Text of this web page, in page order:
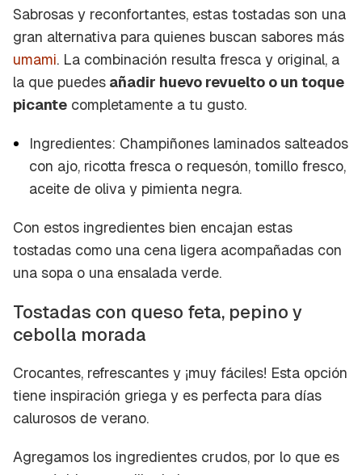
Sabrosas y reconfortantes, estas tostadas son una
gran alternativa para quienes buscan sabores más
umami. La combinación resulta fresca y original, a
la que puedes añadir huevo revuelto o un toque
picante completamente a tu gusto.
Ingredientes: Champiñones laminados salteados
con ajo, ricotta fresca o requesón, tomillo fresco,
aceite de oliva y pimienta negra.
Con estos ingredientes bien encajan estas
tostadas como una cena ligera acompañadas con
una sopa o una ensalada verde.
Tostadas con queso feta, pepino y
cebolla morada
Crocantes, refrescantes y ¡muy fáciles! Esta opción
tiene inspiración griega y es perfecta para días
calurosos de verano.
Agregamos los ingredientes crudos, por lo que es